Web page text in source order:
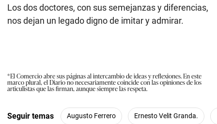
Los dos doctores, con sus semejanzas y diferencias,
nos dejan un legado digno de imitar y admirar.
*El Comercio abre sus páginas al intercambio de ideas y reflexiones. En este
marco plural, el Diario no necesariamente coincide con las opiniones de los
articulistas que las firman, aunque siempre las respeta.
Seguir temas Augusto Ferrero Ernesto Velit Granda.